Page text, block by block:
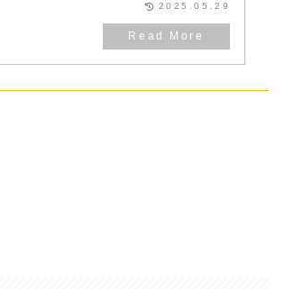
2025.05.29